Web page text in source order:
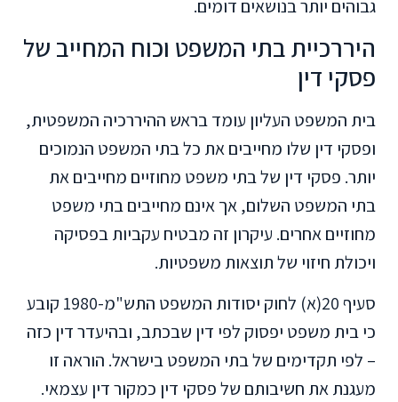
גבוהים יותר בנושאים דומים.
היררכיית בתי המשפט וכוח המחייב של
פסקי דין
בית המשפט העליון עומד בראש ההיררכיה המשפטית,
ופסקי דין שלו מחייבים את כל בתי המשפט הנמוכים
יותר. פסקי דין של בתי משפט מחוזיים מחייבים את
בתי המשפט השלום, אך אינם מחייבים בתי משפט
מחוזיים אחרים. עיקרון זה מבטיח עקביות בפסיקה
ויכולת חיזוי של תוצאות משפטיות.
סעיף 20(א) לחוק יסודות המשפט התש"מ-1980 קובע
כי בית משפט יפסוק לפי דין שבכתב, ובהיעדר דין כזה
– לפי תקדימים של בתי המשפט בישראל. הוראה זו
מעגנת את חשיבותם של פסקי דין כמקור דין עצמאי.